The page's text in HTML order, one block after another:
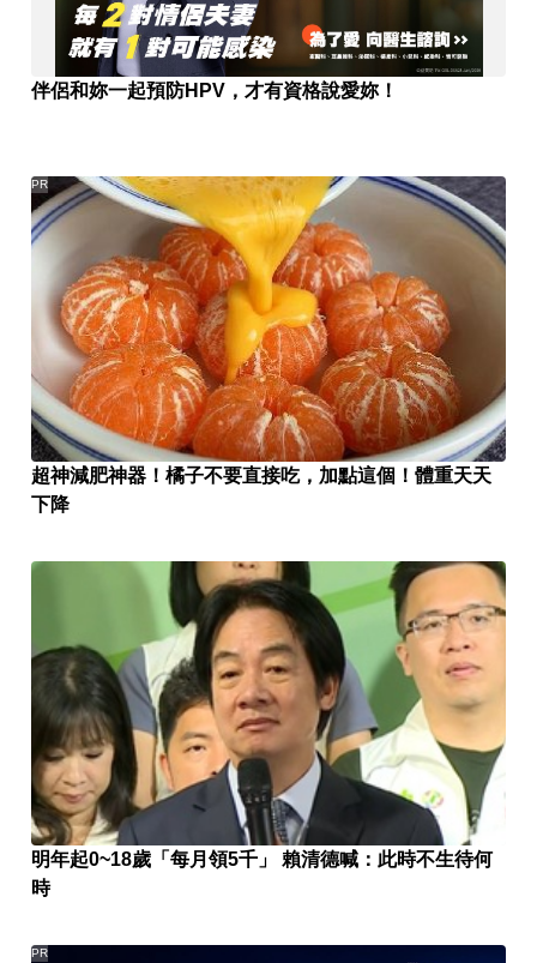
伴侶和妳一起預防HPV，才有資格說愛妳！
超神減肥神器！橘子不要直接吃，加點這個！體重天天
下降
PR
明年起0~18歲「每月領5千」 賴清德喊：此時不生待何
時
PR